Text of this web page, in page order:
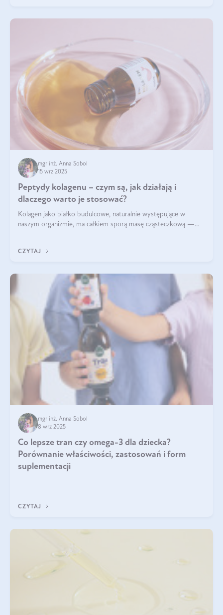
mgr inż. Anna Sobol
15 wrz 2025
Peptydy kolagenu – czym są, jak działają i
dlaczego warto je stosować?
Kolagen jako białko budulcowe, naturalnie występujące w
naszym organizmie, ma całkiem sporą masę cząsteczkową —
bardziej biodostępny
CZYTAJ
mgr inż. Anna Sobol
8 wrz 2025
Co lepsze tran czy omega-3 dla dziecka?
Porównanie właściwości, zastosowań i form
suplementacji
CZYTAJ